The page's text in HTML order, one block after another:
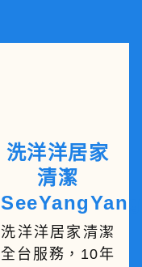
洗洋洋居家
清潔
SeeYangYang
洗洋洋居家清潔
全台服務，10年